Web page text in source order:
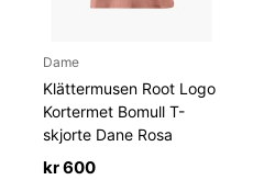
Dame
Klättermusen Root Logo
Kortermet Bomull T-
skjorte Dane Rosa
kr600